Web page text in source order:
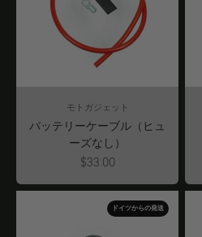
モトガジェット
バッテリーケーブル（ヒュ
ーズなし）
Angebot
$33.00
ドイツからの発送